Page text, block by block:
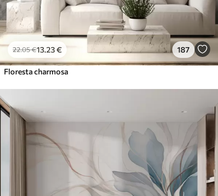
22.05€13 .23€ 187
Floresta charmosa